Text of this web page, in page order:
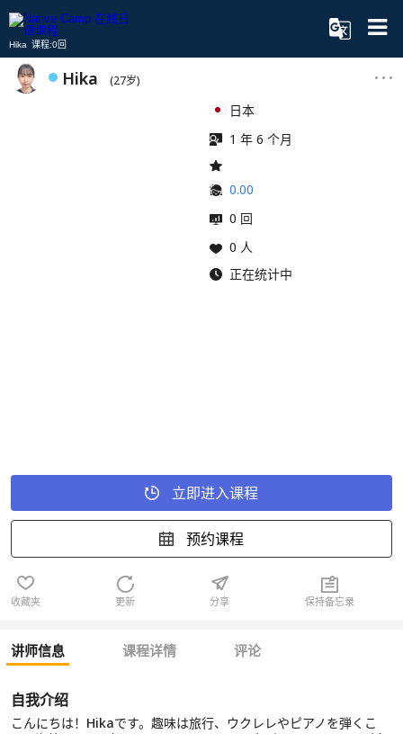
Hika 课程:0回
Hika (27岁)
日本
1 年 6 个月
0.00
0 回
0 人
正在统计中
立即进入课程
预约课程
收藏夹 更新 分享 保持备忘录
讲师信息 课程详情 评论
自我介绍
こんにちは！Hikaです。趣味は旅行、ウクレレやピアノを弾くこ